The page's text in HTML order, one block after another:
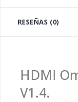
RESEÑAS (0)
HDMI
V1.4.